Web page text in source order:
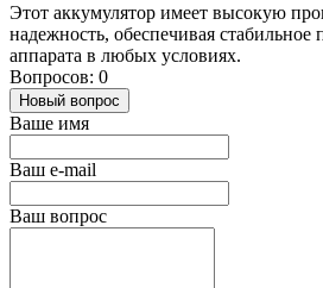
Этот аккумулятор имеет высокую
надежность, обеспечивая стабильное
аппарата в любых условиях.
Вопросов: 0
Новый вопрос
Ваше имя
Ваш e-mail
Ваш вопрос